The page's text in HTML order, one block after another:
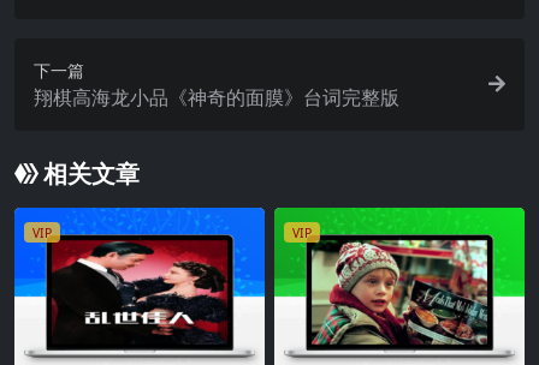
下一篇
翔棋高海龙小品《神奇的面膜》台词完整版
相关文章
VIP VIP